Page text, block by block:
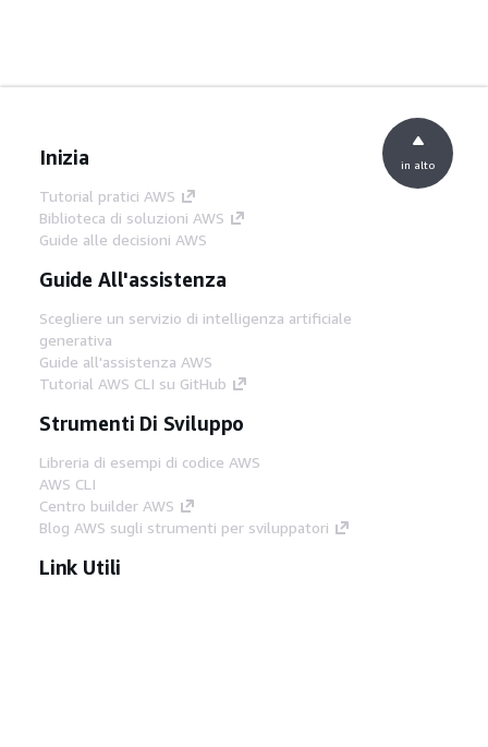
Inizia
Tutorial pratici AWS
Biblioteca di soluzioni AWS
Guide alle decisioni AWS
Guide All'assistenza
Scegliere un servizio di intelligenza artificiale
generativa
Guide all'assistenza AWS
Tutorial AWS CLI su GitHub
Strumenti Di Sviluppo
Libreria di esempi di codice AWS
AWS CLI
Centro builder AWS
Blog AWS sugli strumenti per sviluppatori
Link Utili
in alto